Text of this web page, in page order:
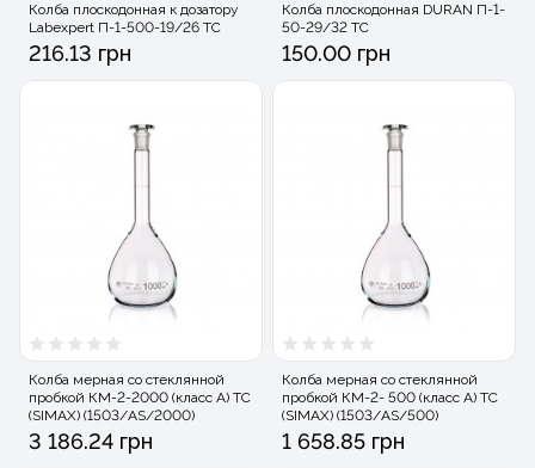
Колба плоскодонная к дозатору
Labexpert П-1-500-19/26 ТС
216.13 грн
Колба плоскодонная DURAN П-1-
50-29/32 ТС
150.00 грн
Колба мерная со стеклянной
пробкой КМ-2-2000 (класс А) ТС
(SIMAX) (1503/AS/2000)
3 186.24 грн
Колба мерная со стеклянной
пробкой КМ-2- 500 (класс А) ТС
(SIMAX) (1503/AS/500)
1 658.85 грн